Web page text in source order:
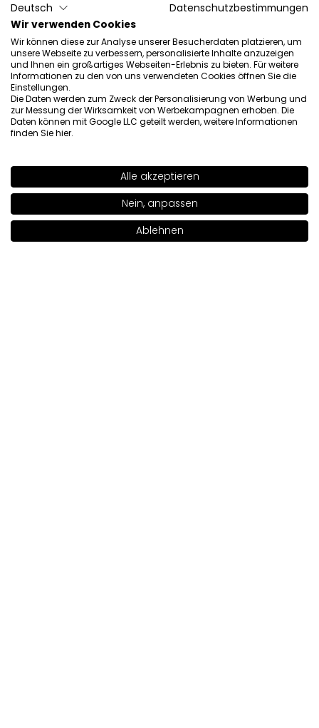
SHADE INTENSE PINK 213 >
In den Warenkorb legen | 27.00€
Brillant. Es verteilt sich wunderschön und sieht sehr
natürlich aus. Ich kann es sehr empfehlen!
Rezension eines ähnlichen Produkts:Creme-Stift Rouge
(Creme-Stift Rouge: CLASSIC PINK 212)
7/5/2026
0
0
Aneta
5
👍️💪💯❤️
Rezension eines ähnlichen Produkts:
Deutsch
Datenschutzbestimmungen
Wir verwenden Cookies
Wir können diese zur Analyse unserer Besucherdaten platzieren, um
unsere Webseite zu verbessern, personalisierte Inhalte anzuzeigen
und Ihnen ein großartiges Webseiten-Erlebnis zu bieten. Für weitere
Informationen zu den von uns verwendeten Cookies öffnen Sie die
Einstellungen.
Die Daten werden zum Zweck der Personalisierung von Werbung und
zur Messung der Wirksamkeit von Werbekampagnen erhoben. Die
Daten können mit Google LLC geteilt werden, weitere Informationen
finden Siehier.
Alle akzeptieren
Nein, anpassen
Ablehnen